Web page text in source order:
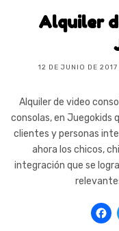
Alquiler
12 DE JUNIO DE 2017
Alquiler de video
consolas, en
clientes y personas
ahora los chicos,
integración que se